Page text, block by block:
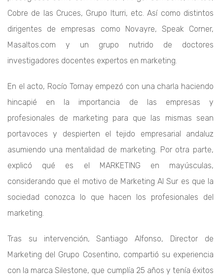
Cobre de las Cruces, Grupo Iturri, etc. Así como distintos
dirigentes de empresas como Novayre, Speak Corner,
Masaltos.com y un grupo nutrido de doctores
investigadores docentes expertos en marketing.
En el acto, Rocío Tornay empezó con una charla haciendo
hincapié en la importancia de las empresas y
profesionales de marketing para que las mismas sean
portavoces y despierten el tejido empresarial andaluz
asumiendo una mentalidad de marketing. Por otra parte,
explicó qué es el MARKETING en mayúsculas,
considerando que el motivo de Marketing Al Sur es que la
sociedad conozca lo que hacen los profesionales del
marketing.
Tras su intervención, Santiago Alfonso, Director de
Marketing del Grupo Cosentino, compartió su experiencia
con la marca Silestone, que cumplía 25 años y tenía éxitos